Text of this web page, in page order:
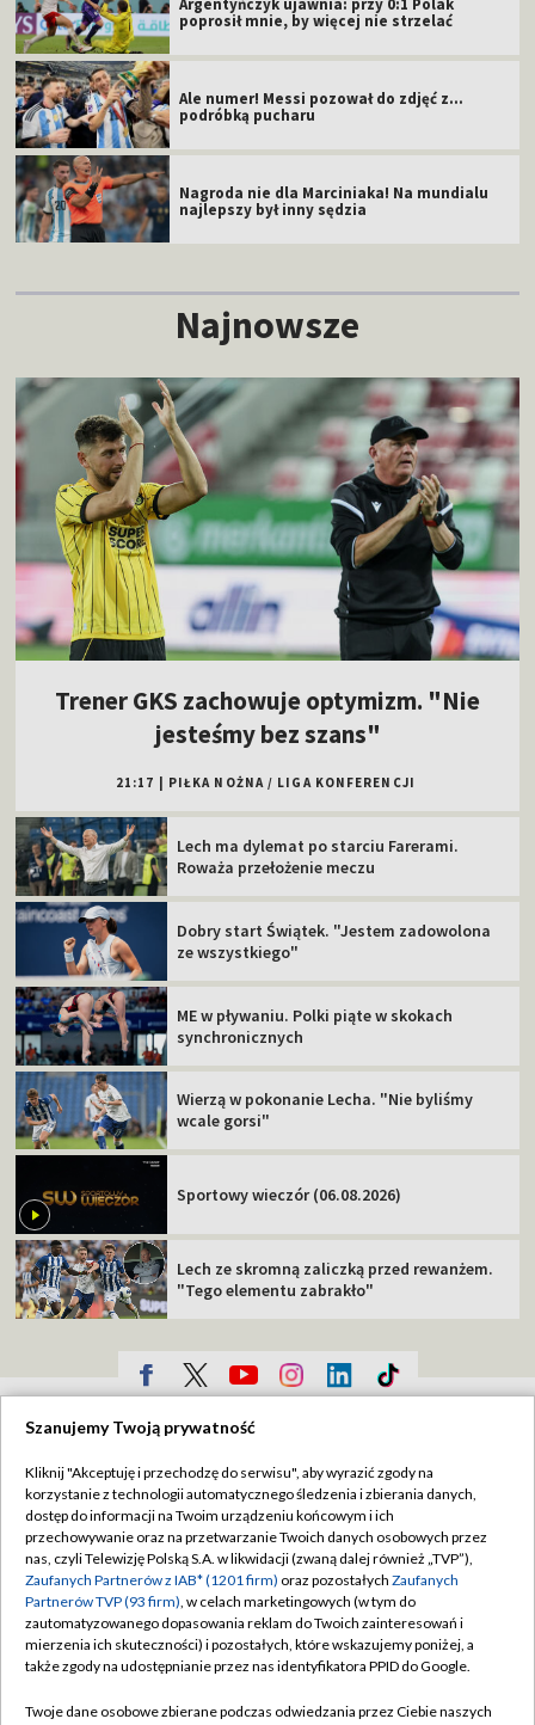
poprosił mnie, by więcej nie strzelać
Ale numer! Messi pozował do zdjęć z...
podróbką pucharu
Nagroda nie dla Marciniaka! Na mundialu
najlepszy był inny sędzia
Najnowsze
Trener GKS zachowuje optymizm. "Nie
jesteśmy bez szans"
21:17 PIŁKA NOŻNA / LIGA KONFERENCJI
Lech ma dylemat po starciu Farerami.
Roważa przełożenie meczu
Dobry start Świątek. "Jestem zadowolona
ze wszystkiego"
ME w pływaniu. Polki piąte w skokach
synchronicznych
Wierzą w pokonanie Lecha. "Nie byliśmy
wcale gorsi"
Sportowy wieczór (06.08.2026)
Lech ze skromną zaliczką przed rewanżem.
"Tego elementu zabrakło"
Sklep TVP
Biuro Reklamy
Oferta Handlowa
Telegazeta ogłoszenia
Emisja w TVP
Polityka prywatności
Moje zgody
Biuro reklamy
Kontakt
Szanujemy Twoją prywatność
Kliknij "Akceptuję i przechodzę do serwisu", aby wyrazić zgody na
korzystanie z technologii automatycznego śledzenia i zbierania danych,
dostęp do informacji na Twoim urządzeniu końcowym i ich
przechowywanie oraz na przetwarzanie Twoich danych osobowych przez
nas, czyli Telewizję Polską S.A. w likwidacji (zwaną dalej również „TVP”),
Zaufanych Partnerów z IAB* (1201 firm) oraz pozostałych Zaufanych
Partnerów TVP (93 firm), w celach marketingowych (w tym do
zautomatyzowanego dopasowania reklam do Twoich zainteresowań i
mierzenia ich skuteczności) i pozostałych, które wskazujemy poniżej, a
także zgody na udostępnianie przez nas identyfikatora PPID do Google.
Twoje dane osobowe zbierane podczas odwiedzania przez Ciebie naszych